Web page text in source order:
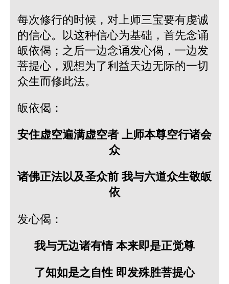
每次修行的时候，对上师三宝要有虔诚
的信心。以这种信心为基础，首先念诵
皈依偈；之后一边念诵发心偈，一边发
菩提心，观想为了利益天边无际的一切
众生而修此法。
皈依偈：
安住虚空遍满虚空者 上师本尊空行诸会
众
诸佛正法以及圣众前 我与六道众生敬皈
依
发心偈：
我与无边诸有情 本来即是正觉尊
了知如是之自性 即发殊胜菩提心